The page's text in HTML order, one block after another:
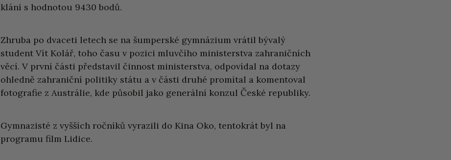
klání s hodnotou 9430 bodů.
Zhruba po dvaceti letech se na šumperské gymnázium vrátil bývalý
student Vít Kolář, toho času v pozici mluvčího ministerstva zahraničních
věcí. V první části představil činnost ministerstva, odpovídal na dotazy
ohledně zahraniční politiky státu a v části druhé promítal a komentoval
fotografie z Austrálie, kde působil jako generální konzul České republiky.
Gymnazisté z vyšších ročníků vyrazili do Kina Oko, tentokrát byl na
programu film Lidice.